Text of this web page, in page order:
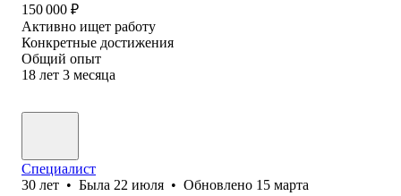
150 000 ₽
Активно ищет работу
Конкретные достижения
Общий опыт
18 лет 3 месяца
Специалист
30 лет • Была 22 июля • Обновлено 15 марта